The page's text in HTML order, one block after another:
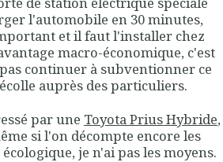
l'automobile en 30 minutes,
et il faut l'installer chez
macro-économique, c'est
continuer à subventionner ce
auprès des particuliers.
par une Toyota Prius Hybride,
si l'on décompte encore les
je n'ai pas les moyens.